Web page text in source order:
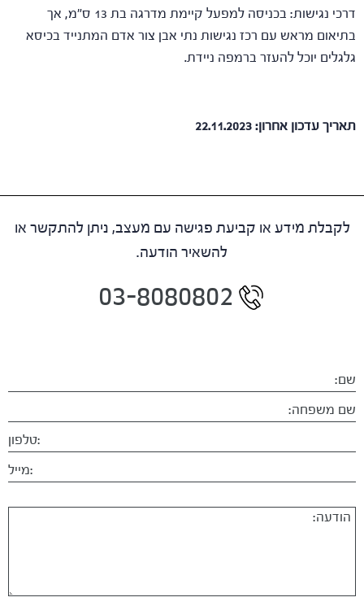
דרכי נגישות: בכניסה למפעל קיימת מדרגה בת 13 ס"מ, אך
בתיאום מראש עם רכז נגישות נתי אבן צור אדם המתנייד בכיסא
גלגלים יוכל להעזר ברמפה ניידת.
תאריך עדכון אחרון: 22.11.2023
לקבלת מידע או קביעת פגישה עם מעצב, ניתן להתקשר או
להשאיר הודעה.
03-8080802